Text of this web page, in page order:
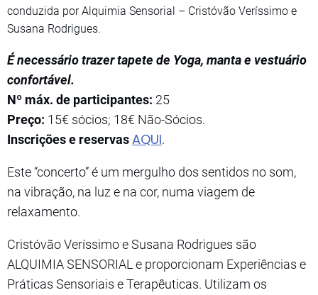
conduzida por Alquimia Sensorial – Cristóvão Veríssimo e
Susana Rodrigues.
É necessário trazer tapete de Yoga, manta e vestuário
confortável.
Nº máx. de participantes: 25
Preço: 15€ sócios; 18€ Não-Sócios.
Inscrições e reservasAQUI.
Este “concerto” é um mergulho dos sentidos no som,
na vibração, na luz e na cor, numa viagem de
relaxamento.
Cristóvão Veríssimo e Susana Rodrigues são
ALQUIMIA SENSORIAL e proporcionam Experiências e
Práticas Sensoriais e Terapêuticas. Utilizam os